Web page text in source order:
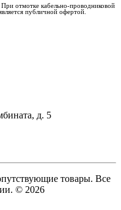
отмотке кабельно-проводниковой
публичной офертой.
д. 5
товары. Все
© 2026